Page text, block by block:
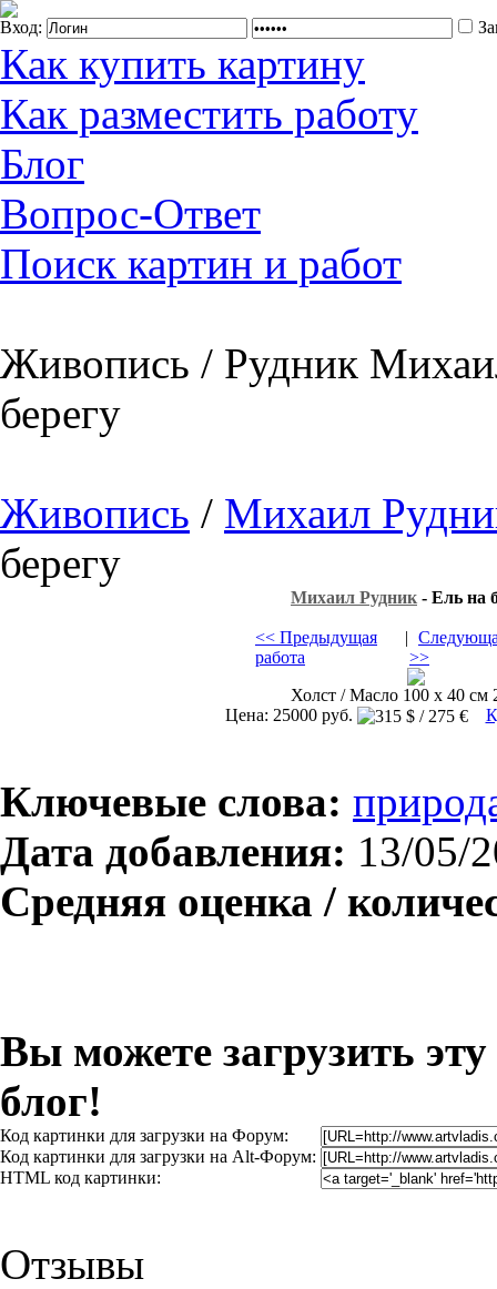
Вход:
Как купить картину
Как разместить работу
Блог
Вопрос-Ответ
Поиск картин и работ
Живопись / Рудник
берегу
Живопись / Михаил
берегу
Михаил Рудник - Ель на
<< Предыдущая
работа
|
>>
Холст / Масло 100 х 40 см
Цена: 25000 руб.
Ключевые слова:
Дата добавления: 13/05/
Средняя оценка /
Вы можете загрузить
блог!
Код картинки для загрузки на Форум:
Код картинки для загрузки на Alt-Форум:
HTML код картинки:
Отзывы